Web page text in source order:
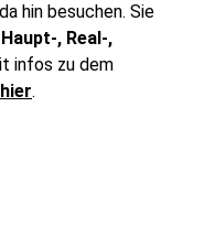
hin besuchen. Sie
Haupt-, Real-,
infos zu dem
hier.